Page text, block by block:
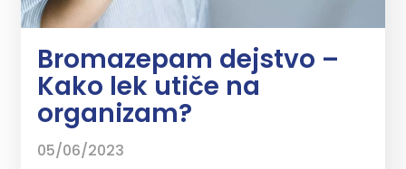
Bromazepam dejstvo –
Kako lek utiče na
organizam?
05/06/2023